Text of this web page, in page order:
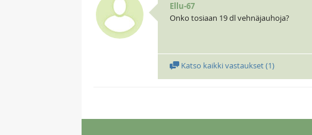
Ellu-67
Onko tosiaan 19 dl vehnäjauhoja?
Katso kaikki vastaukset (1)